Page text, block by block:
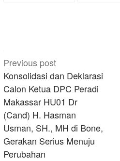
Post
navigation
Previous post
Konsolidasi dan Deklarasi
Calon Ketua DPC Peradi
Makassar HU01 Dr
(Cand) H. Hasman
Usman, SH., MH di Bone,
Gerakan Serius Menuju
Perubahan